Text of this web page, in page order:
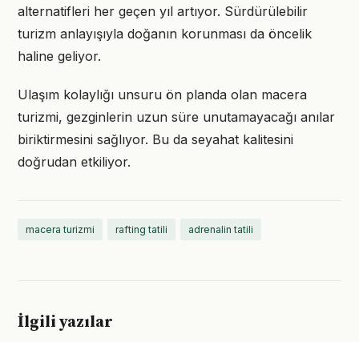
alternatifleri her geçen yıl artıyor. Sürdürülebilir
turizm anlayışıyla doğanın korunması da öncelik
haline geliyor.
Ulaşım kolaylığı unsuru ön planda olan macera
turizmi, gezginlerin uzun süre unutamayacağı anılar
biriktirmesini sağlıyor. Bu da seyahat kalitesini
doğrudan etkiliyor.
macera turizmi rafting tatili adrenalin tatili
İlgili yazılar